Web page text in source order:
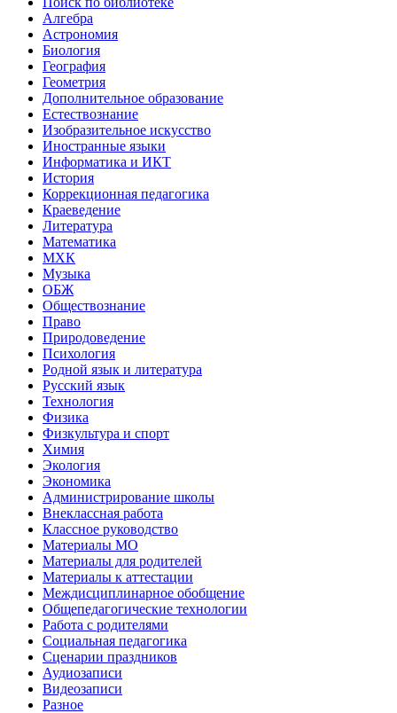
Алгебра
Астрономия
Биология
География
Геометрия
Дополнительное образование
Естествознание
Изобразительное искусство
Иностранные языки
Информатика и ИКТ
История
Коррекционная педагогика
Краеведение
Литература
Математика
МХК
Музыка
ОБЖ
Обществознание
Право
Природоведение
Психология
Родной язык и литература
Русский язык
Технология
Физика
Физкультура и спорт
Химия
Экология
Экономика
Администрирование школы
Внеклассная работа
Классное руководство
Материалы МО
Материалы для родителей
Материалы к аттестации
Междисциплинарное обобщение
Общепедагогические технологии
Работа с родителями
Социальная педагогика
Сценарии праздников
Аудиозаписи
Видеозаписи
Разное